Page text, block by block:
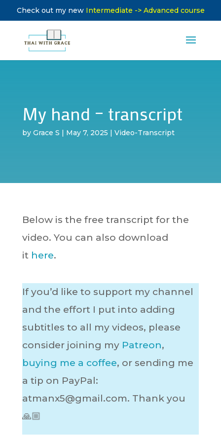
Check out my new Intermediate -> Advanced course
My hand – transcript
by Grace S | May 7, 2025 | Video-Transcript
Below is the free transcript for the
video. You can also download
it here.
If you’d like to support my channel
and the effort I put into adding
subtitles to all my videos, please
consider joining my Patreon,
buying me a coffee, or sending me
a tip on PayPal:
atmanx5@gmail.com. Thank you
🙏🏼